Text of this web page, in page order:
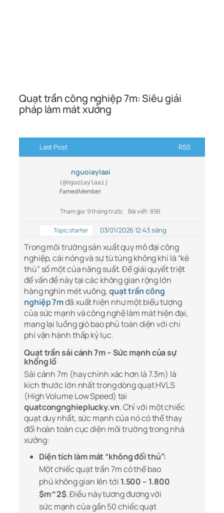
Quạt trần công nghiệp 7m: Siêu giải
pháp làm mát xưởng
Last Post RSS
nguoiaylaai
(@nguoiaylaai)
Famed Member
Tham gia: 9 tháng trước Bài viết: 899
Topic starter 03/01/2026 12:43 sáng
Trong môi trường sản xuất quy mô đại công
nghiệp, cái nóng và sự tù túng không khí là “kẻ
thù” số một của năng suất. Để giải quyết triệt
để vấn đề này tại các không gian rộng lớn
hàng nghìn mét vuông,quạt trần công
nghiệp 7mđã xuất hiện như một biểu tượng
của sức mạnh và công nghệ làm mát hiện đại,
mang lại luồng gió bao phủ toàn diện với chi
phí vận hành thấp kỷ lục.
Quạt trần sải cánh 7m – Sức mạnh của sự
khổng lồ
Sải cánh 7m (hay chính xác hơn là 7.3m) là
kích thước lớn nhất trong dòng quạt HVLS
(High Volume Low Speed) tại
quatcongnghieplucky.vn. Chỉ với một chiếc
quạt duy nhất, sức mạnh của nó có thể thay
đổi hoàn toàn cục diện môi trường trong nhà
xưởng:
Diện tích làm mát “không đối thủ”:
Một chiếc quạt trần 7m có thể bao
phủ không gian lên tới 1.500 – 1.800
$m^2$. Điều này tương đương với
sức mạnh của gần 50 chiếc quạt